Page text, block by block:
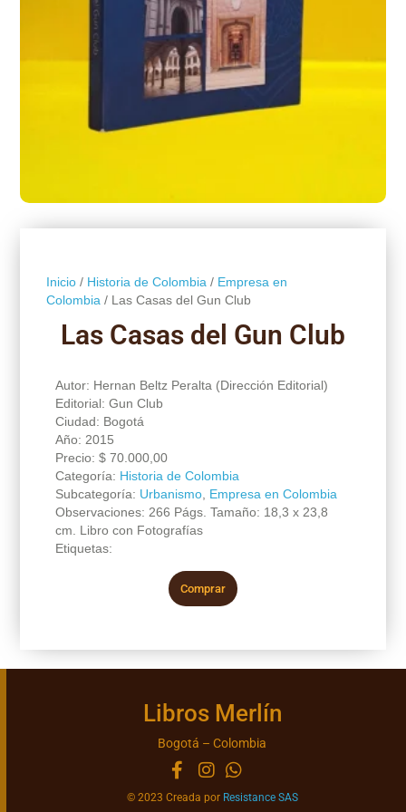
Inicio/ Historia de Colombia / Empresa en
Colombia / Las Casas del Gun Club
Las Casas del Gun Club
Autor: Hernan Beltz Peralta (Dirección Editorial)
Editorial: Gun Club
Ciudad: Bogotá
Año: 2015
Precio: $70.000,00
Categoría: Historia de Colombia
Subcategoría: Urbanismo, Empresa en Colombia
Observaciones: 266 Págs. Tamaño: 18,3 x 23,8
cm. Libro con Fotografías
Etiquetas:
Comprar
Libros Merlín
Bogotá – Colombia
© 2023 Creada por Resistance SAS